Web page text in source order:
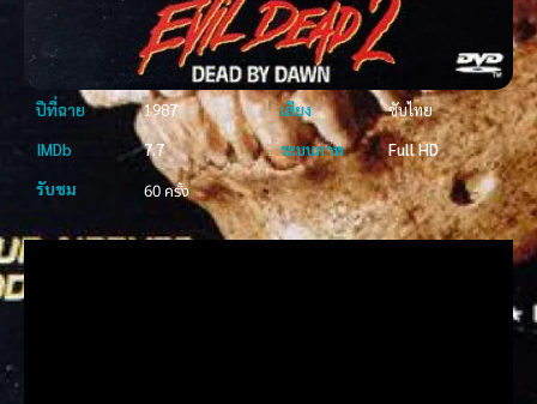
ปีที่ฉาย 1987 เสียง
ซับไทย
IMDb
7.7 ระบบภาพ
Full HD
รับชม
60 ครั้ง